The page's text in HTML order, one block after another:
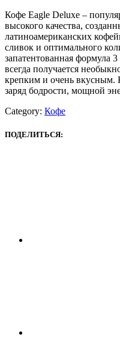
Кофе Eagle Deluxe –
высокого качества,
латиноамериканских
сливок и оптимального
запатентованная формула
всегда получается
крепким и очень
заряд бодрости, мощной
Category: Кофе
ПОДЕЛИТЬСЯ: